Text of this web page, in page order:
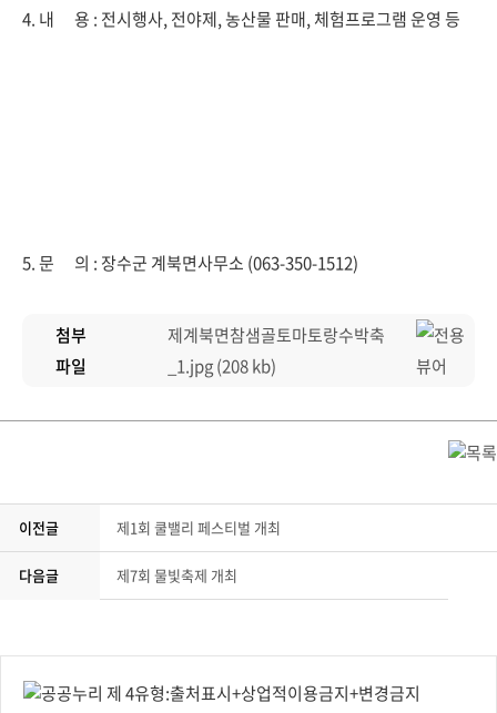
4. 내 용 : 전시행사, 전야제, 농산물 판매, 체험프로그램 운영 등
5. 문 의 : 장수군 계북면사무소 (063-350-1512)
첨부
파일
제계북면참샘골토마토랑수박축
_1.jpg (208 kb)
이전글 제1회 쿨밸리 페스티벌 개최
다음글 제7회 물빛축제 개최